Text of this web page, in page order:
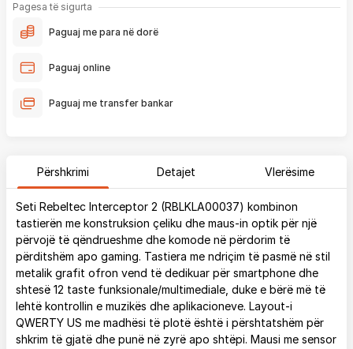
Pagesa të sigurta
Paguaj me para në dorë
Paguaj online
Paguaj me transfer bankar
Përshkrimi Detajet Vlerësime
Seti Rebeltec Interceptor 2 (RBLKLA00037) kombinon
tastierën me konstruksion çeliku dhe maus-in optik për një
përvojë të qëndrueshme dhe komode në përdorim të
përditshëm apo gaming. Tastiera me ndriçim të pasmë në stil
metalik grafit ofron vend të dedikuar për smartphone dhe
shtesë 12 taste funksionale/multimediale, duke e bërë më të
lehtë kontrollin e muzikës dhe aplikacioneve. Layout-i
QWERTY US me madhësi të plotë është i përshtatshëm për
shkrim të gjatë dhe punë në zyrë apo shtëpi. Mausi me sensor